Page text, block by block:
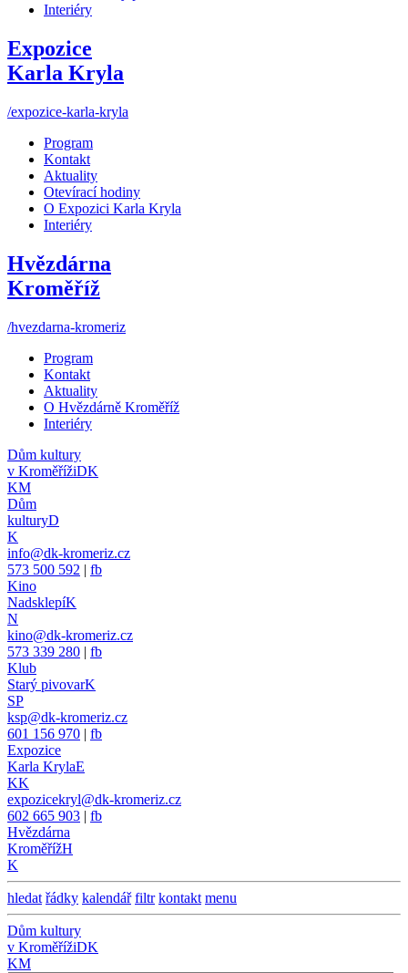
Interiéry
Expozice
Karla Kryla
/expozice-karla-kryla
Program
Kontakt
Aktuality
Otevírací hodiny
O Expozici Karla Kryla
Interiéry
Hvězdárna
Kroměříž
/hvezdarna-kromeriz
Program
Kontakt
Aktuality
O Hvězdárně Kroměříž
Interiéry
Dům kultury
v KroměřížiDK
KM
Dům
kulturyD
K
info@dk-kromeriz.cz
573 500 592 | fb
Kino
NadsklepíK
N
kino@dk-kromeriz.cz
573 339 280 | fb
Klub
Starý pivovarK
SP
ksp@dk-kromeriz.cz
601 156 970 | fb
Expozice
Karla KrylaE
KK
expozicekryl@dk-kromeriz.cz
602 665 903 | fb
Hvězdárna
KroměřížH
K
hledat řádky kalendář filtr kontakt menu
Dům kultury
v KroměřížiDK
KM